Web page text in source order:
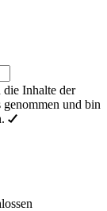
die Inhalte der
und bin